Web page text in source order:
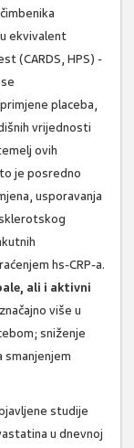
ekvivalent
(CARDS, HPS) -
placeba,
vrijednosti
ovih
je posredno
usporavanja
hs-CRP-a.
ali i aktivni
više u
sniženje
smanjenjem
studije
u dnevnoj